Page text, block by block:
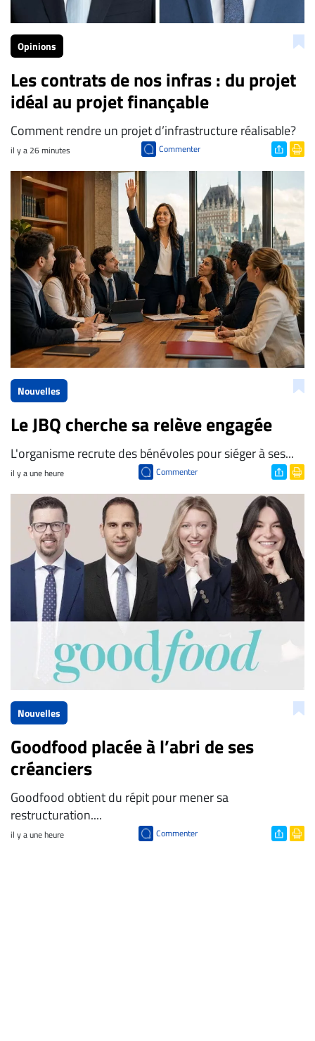
Opinions
Les contrats de nos infras : du projet
idéal au projet finançable
Comment rendre un projet d’infrastructure réalisable?
il y a 26 minutes Commenter
Nouvelles
Le JBQ cherche sa relève engagée
L'organisme recrute des bénévoles pour siéger à ses...
il y a une heure Commenter
Nouvelles
Goodfood placée à l’abri de ses
créanciers
Goodfood obtient du répit pour mener sa
restructuration....
il y a une heure Commenter